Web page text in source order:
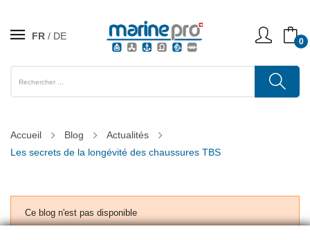
FR DE 0
Accueil Blog
Actualités
Les secrets de la longévité des chaussures TBS
Ce blog n'est pas disponible